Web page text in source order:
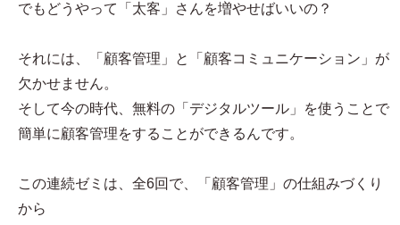
でもどうやって「太客」さんを増やせばいいの？
それには、「顧客管理」と「顧客コミュニケーション」が
欠かせません。
そして今の時代、無料の「デジタルツール」を使うことで
簡単に顧客管理をすることができるんです。
この連続ゼミは、全6回で、「顧客管理」の仕組みづくり
から